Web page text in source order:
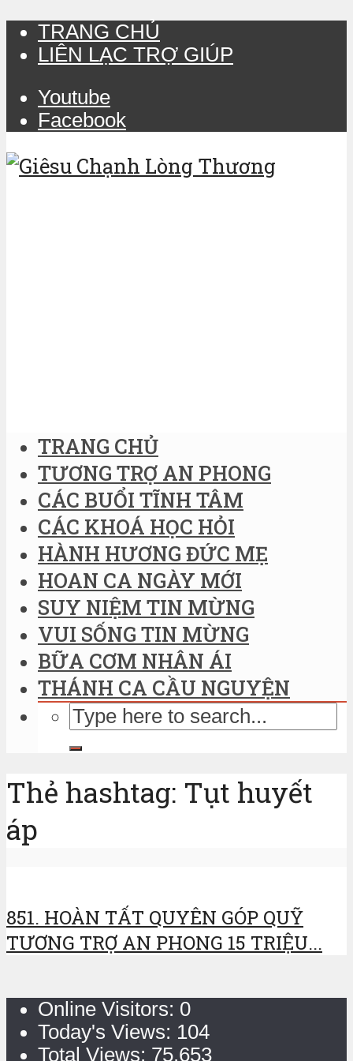
TRANG CHỦ
LIÊN LẠC TRỢ GIÚP
Youtube
Facebook
TRANG CHỦ
TƯƠNG TRỢ AN PHONG
CÁC BUỔI TĨNH TÂM
CÁC KHOÁ HỌC HỎI
HÀNH HƯƠNG ĐỨC MẸ
HOAN CA NGÀY MỚI
SUY NIỆM TIN MỪNG
VUI SỐNG TIN MỪNG
BỮA CƠM NHÂN ÁI
THÁNH CA CẦU NGUYỆN
Thẻ hashtag: Tụt huyết
áp
851. HOÀN TẤT QUYÊN GÓP QUỸ
TƯƠNG TRỢ AN PHONG 15 TRIỆU...
Online Visitors: 0
Today's Views: 104
Total Views: 75.653